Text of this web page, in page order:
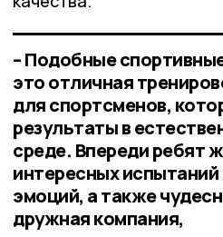
– Подобные
это отличная
для спортсменов,
результаты в
среде. Впереди ребят
интересных
эмоций, а также
дружная компания,